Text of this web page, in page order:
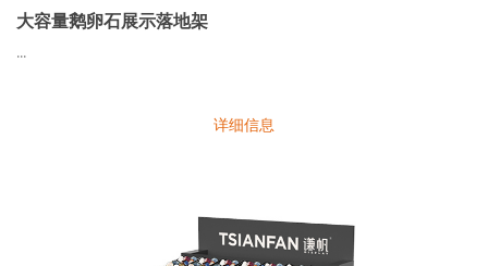
大容量鹅卵石展示落地架
...
详细信息